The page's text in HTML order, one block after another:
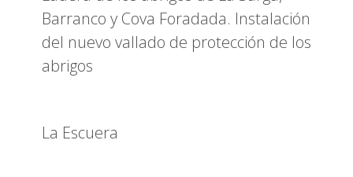
Barranco y Cova Foradada. Instalación
del nuevo vallado de protección de los
abrigos
La Escuera